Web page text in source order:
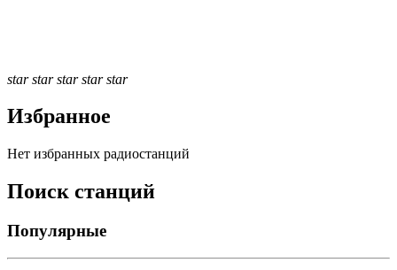
star star star star star
Избранное
Нет избранных радиостанций
Поиск станций
Популярные